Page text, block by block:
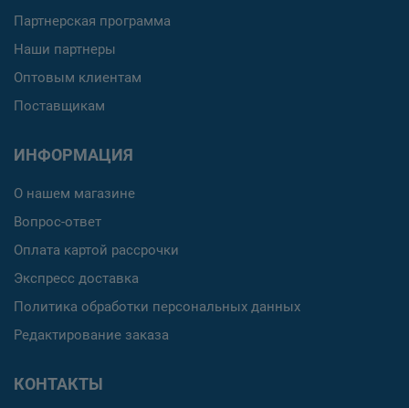
Партнерская программа
Наши партнеры
Оптовым клиентам
Поставщикам
ИНФОРМАЦИЯ
О нашем магазине
Вопрос-ответ
Оплата картой рассрочки
Экспресс доставка
Политика обработки персональных данных
Редактирование заказа
КОНТАКТЫ